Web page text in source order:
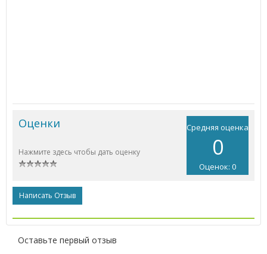
Средняя оценка
0
Оценок: 0
Оценки
Нажмите здесь чтобы дать оценку
Написать Отзыв
Оставьте первый отзыв